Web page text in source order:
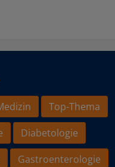
Top-Thema
Diabetologie
Gastroenterologie